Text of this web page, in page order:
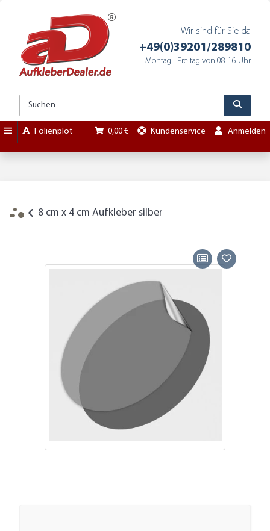
Wir sind für Sie da
+49(0)39201/289810
Montag - Freitag von 08-16 Uhr
Folienplot 0,00 € Kundenservice Anmelden
8 cm x 4 cm Aufkleber silber